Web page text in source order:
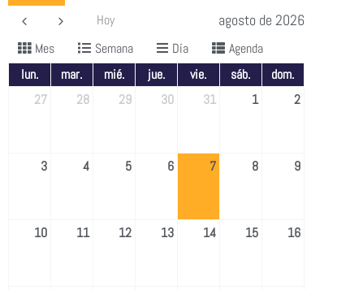
Hoy agosto de 2026
Mes Semana Día
Agenda
lun.
mar. mié. jue. vie. sáb.
dom.
27
28 29 30 31 1 2
3 4 5 6 7 8 9
10 11 12 13 14 15 16